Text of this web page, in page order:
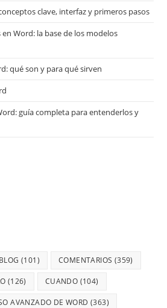
clave, interfaz y primeros pasos
Word: la base de los modelos
qué son y para qué sirven
guía completa para entenderlos y
BLOG (101) COMENTARIOS (359)
(126) CUANDO (104)
AVANZADO DE WORD (363)